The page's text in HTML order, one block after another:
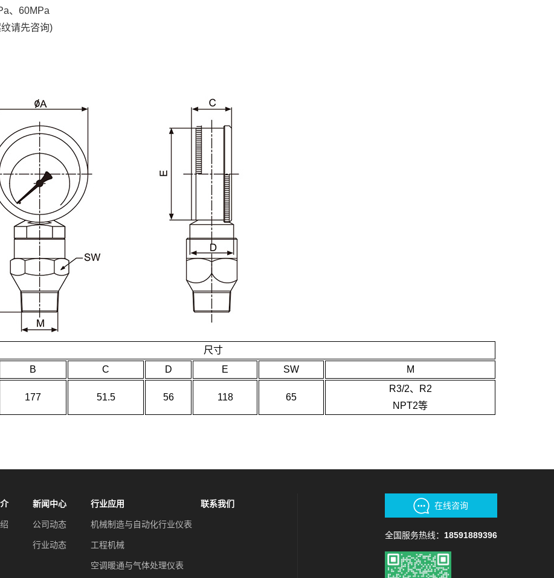
、60MPa
请先咨询)
尺寸
B C D E SW M
177 51.5 56 118 65
R3/2、R2
NPT2等
新闻中心
公司动态
行业动态
行业应用
机械制造与自动化行业仪表
工程机械
空调暖通与气体处理仪表
联系我们 在线咨询
全国服务热线： 18591889396